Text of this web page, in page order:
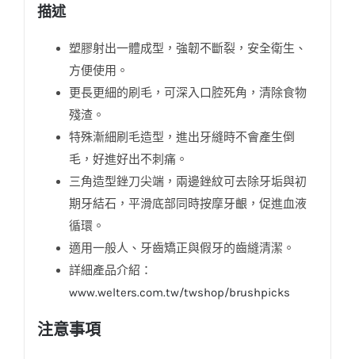
描述
塑膠射出一體成型，強韌不斷裂，安全衛生、
方便使用。
更長更細的刷毛，可深入口腔死角，清除食物
殘渣。
特殊漸細刷毛造型，進出牙縫時不會產生倒
毛，好進好出不刺痛。
三角造型銼刀尖端，兩邊銼紋可去除牙垢與初
期牙結石，平滑底部同時按摩牙齦，促進血液
循環。
適用一般人、牙齒矯正與假牙的齒縫清潔。
詳細產品介紹：
www.welters.com.tw/twshop/brushpicks
注意事項